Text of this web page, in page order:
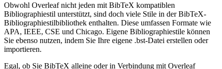
Obwohl Overleaf nicht jeden mit BibTeX kompatiblen
Bibliographiestil unterstützt, sind doch viele Stile in der BibTeX-
Bibliographiestilbibliothek enthalten. Diese umfassen Formate wie
APA, IEEE, CSE und Chicago. Eigene Bibliographiestile können
Sie ebenso nutzen, indem Sie Ihre eigene .bst-Datei erstellen oder
importieren.
Egal, ob Sie BibTeX alleine oder in Verbindung mit Overleaf